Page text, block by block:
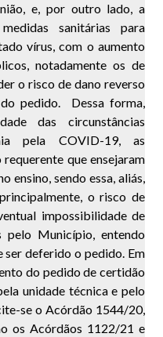
e, por outro lado, a
sanitárias para
vírus, com o aumento
notadamente os de
o risco de dano reverso
pedido. Dessa forma,
das circunstâncias
pela COVID-19, as
que ensejaram
ensino, sendo essa, aliás,
o risco de
impossibilidade de
pelo Município, entendo
ser deferido o pedido. Em
do pedido de certidão
unidade técnica e pelo
se o Acórdão 1544/20,
os Acórdãos 1122/21 e